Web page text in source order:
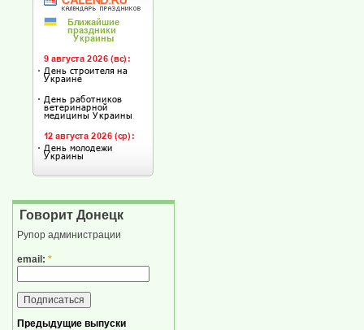
Говорит Донецк
Рупор администрации
email: *
Предыдущие выпуски